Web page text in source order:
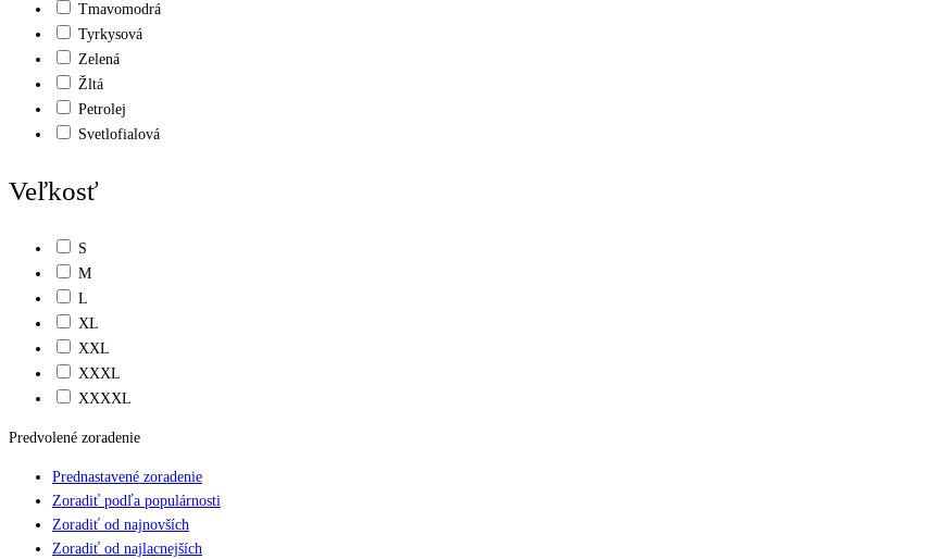
Tmavomodrá
Tyrkysová
Zelená
Žltá
Petrolej
Svetlofialová
Veľkosť
S
M
L
XL
XXL
XXXL
XXXXL
Predvolené zoradenie
Prednastavené zoradenie
Zoradiť podľa populárnosti
Zoradiť od najnovších
Zoradiť od najlacnejších